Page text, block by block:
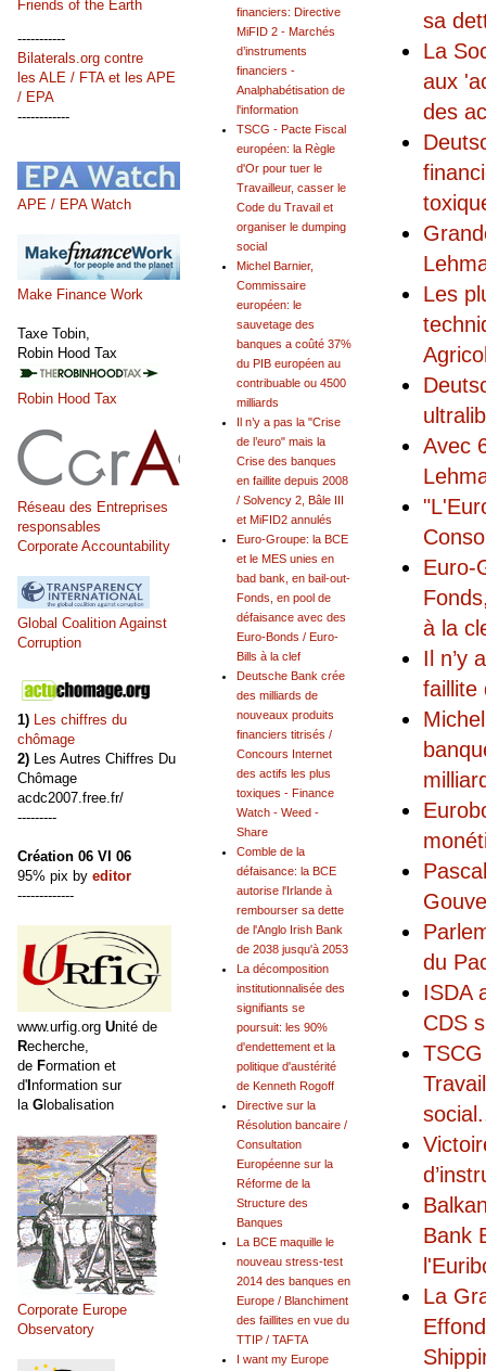
sa
La
aux
des
Les
Avec
Euro-
à la
Il n’y
faillite
du
ISDA
CDS
social
Bank
La
financiers: Directive
MiFID 2 - Marchés
d’instruments
financiers -
Analphabétisation de
l'information
TSCG - Pacte Fiscal
européen: la Règle
d'Or pour tuer le
Travailleur, casser le
Code du Travail et
organiser le dumping
social
Michel Barnier,
Commissaire
européen: le
sauvetage des
banques a coûté 37%
du PIB européen au
contribuable ou 4500
milliards
Il n’y a pas la "Crise
de l’euro" mais la
Crise des banques
en faillite depuis 2008
/ Solvency 2, Bâle III
et MiFID2 annulés
Euro-Groupe: la BCE
et le MES unies en
bad bank, en bail-out-
Fonds, en pool de
défaisance avec des
Euro-Bonds / Euro-
Bills à la clef
Deutsche Bank crée
des milliards de
nouveaux produits
financiers titrisés /
Concours Internet
des actifs les plus
toxiques - Finance
Watch - Weed -
Share
Comble de la
défaisance: la BCE
autorise l'Irlande à
rembourser sa dette
de l'Anglo Irish Bank
de 2038 jusqu'à 2053
La décomposition
institutionnalisée des
signifiants se
poursuit: les 90%
d'endettement et la
politique d'austérité
de Kenneth Rogoff
Directive sur la
Résolution bancaire /
Consultation
Européenne sur la
Réforme de la
Structure des
Banques
La BCE maquille le
nouveau stress-test
2014 des banques en
Europe / Blanchiment
des faillites en vue du
TTIP / TAFTA
I want my Europe
Friends of the Earth
-----------
Bilaterals.org contre
les ALE / FTA et les APE
/ EPA
------------
APE / EPA Watch
Make Finance Work
Taxe Tobin,
Robin Hood Tax
Robin Hood Tax
Réseau des Entreprises
responsables
Corporate Accountability
Global Coalition Against
Corruption
1) Les chiffres du
chômage
2) Les Autres Chiffres Du
Chômage
acdc2007.free.fr/
---------
Création 06 VI 06
95% pix by editor
-------------
www.urfig.org Unité de
Recherche,
de Formation et
d'Information sur
la Globalisation
Corporate Europe
Observatory